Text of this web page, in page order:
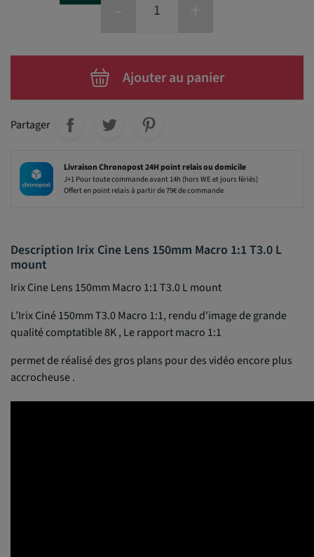
Ajouter au panier
Partager
Livraison Chronopost 24H point relais ou domicile
J+1 Pour toute commande avant 14h (hors WE et jours fériés)
Offert en point relais à partir de 79€ de commande
Description Irix Cine Lens 150mm Macro 1:1 T3.0 L
mount
Irix Cine Lens 150mm Macro 1:1 T3.0 L mount
L’Irix Ciné 150mm T3.0 Macro 1:1, rendu d'image de grande
qualité comptatible 8K , Le rapport macro 1:1
permet de réalisé des gros plans pour des vidéo encore plus
accrocheuse .